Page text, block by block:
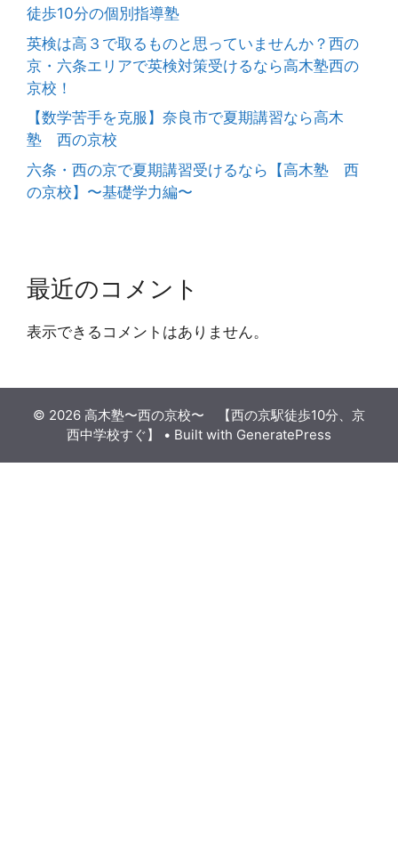
徒歩10分の個別指導塾
英検は高３で取るものと思っていませんか？西の
京・六条エリアで英検対策受けるなら高木塾西の
京校！
【数学苦手を克服】奈良市で夏期講習なら高木
塾 西の京校
六条・西の京で夏期講習受けるなら【高木塾 西
の京校】〜基礎学力編〜
最近のコメント
表示できるコメントはありません。
© 2026 高木塾〜西の京校〜 【西の京駅徒歩10分、京
西中学校すぐ】
• Built with GeneratePress